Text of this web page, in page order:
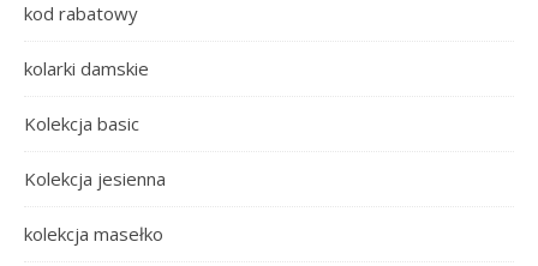
kod rabatowy
kolarki damskie
Kolekcja basic
Kolekcja jesienna
kolekcja masełko